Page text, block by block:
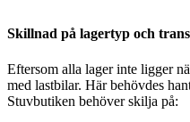
Skillnad på lagertyp och
Eftersom alla lager inte ligger
med lastbilar. Här behövdes
Stuvbutiken behöver skilja på: